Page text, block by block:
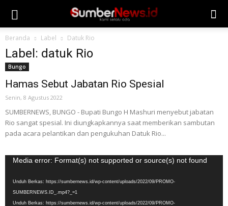
Beranda Label Datuk Rio
Label: datuk Rio
Bungo
Hamas Sebut Jabatan Rio Spesial
Senin, 8 Agustus 2022
SUMBERNEWS, BUNGO - Bupati Bungo H Mashuri menyebut jabatan
Rio sangat spesial. Ini diungkapkannya saat memberikan sambutan
pada acara pelantikan dan pengukuhan Datuk Rio...
Pemutar
Media error: Format(s) not supported or source(s) not found
Unduh Berkas: https://sumbernews.id/wp-content/uploads/2022/09/PROMO-
SUMBERNEWS.ID_.mp4?_=1
Unduh Berkas: https://sumbernews.id/wp-content/uploads/2022/09/PROMO-